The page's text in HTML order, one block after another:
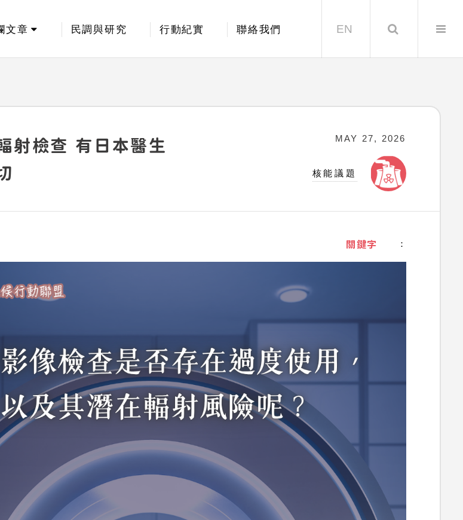
文章 民調與研究 行動紀實 聯絡我們 EN Search
射檢查 有日本醫生
MAY 27, 2026
核能議題
關鍵字 ：